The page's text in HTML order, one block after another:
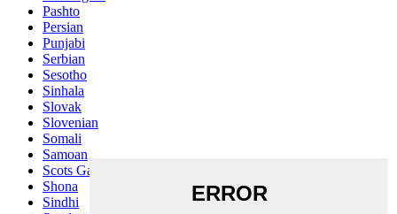
Pashto
Persian
Punjabi
Serbian
Sesotho
Sinhala
Slovak
Slovenian
Somali
Samoan
Scots Gaelic
Shona
Sindhi